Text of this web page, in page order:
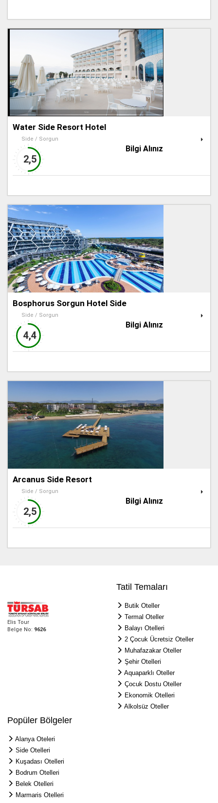
Water Side Resort Hotel
Side / Sorgun
2,5
Bilgi Alınız
Bosphorus Sorgun Hotel Side
Side / Sorgun
4,4
Bilgi Alınız
Arcanus Side Resort
Side / Sorgun
2,5
Bilgi Alınız
Elis Tour
Belge No: 9626
Tatil Temaları
Butik Oteller
Termal Oteller
Balayı Otelleri
2 Çocuk Ücretsiz Oteller
Muhafazakar Oteller
Şehir Otelleri
Aquaparklı Oteller
Çocuk Dostu Oteller
Ekonomik Otelleri
Alkolsüz Oteller
Popüler Bölgeler
Alanya Oteleri
Side Otelleri
Kuşadası Otelleri
Bodrum Otelleri
Belek Otelleri
Marmaris Otelleri